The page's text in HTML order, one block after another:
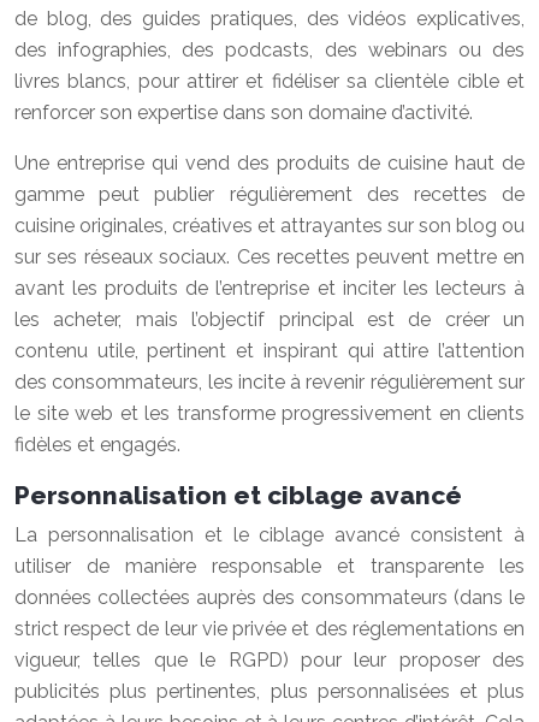
de blog, des guides pratiques, des vidéos explicatives,
des infographies, des podcasts, des webinars ou des
livres blancs, pour attirer et fidéliser sa clientèle cible et
renforcer son expertise dans son domaine d’activité.
Une entreprise qui vend des produits de cuisine haut de
gamme peut publier régulièrement des recettes de
cuisine originales, créatives et attrayantes sur son blog ou
sur ses réseaux sociaux. Ces recettes peuvent mettre en
avant les produits de l’entreprise et inciter les lecteurs à
les acheter, mais l’objectif principal est de créer un
contenu utile, pertinent et inspirant qui attire l’attention
des consommateurs, les incite à revenir régulièrement sur
le site web et les transforme progressivement en clients
fidèles et engagés.
Personnalisation et ciblage avancé
La personnalisation et le ciblage avancé consistent à
utiliser de manière responsable et transparente les
données collectées auprès des consommateurs (dans le
strict respect de leur vie privée et des réglementations en
vigueur, telles que le RGPD) pour leur proposer des
publicités plus pertinentes, plus personnalisées et plus